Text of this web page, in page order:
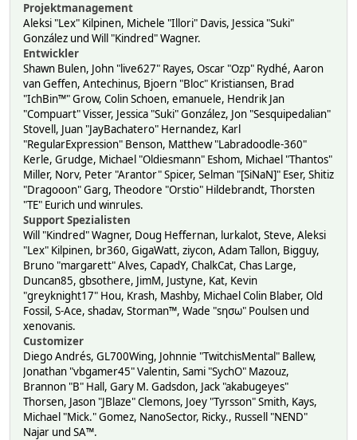
Projektmanagement
Aleksi "Lex" Kilpinen, Michele "Illori" Davis, Jessica "Suki"
González und Will "Kindred" Wagner.
Entwickler
Shawn Bulen, John "live627" Rayes, Oscar "Ozp" Rydhé, Aaron
van Geffen, Antechinus, Bjoern "Bloc" Kristiansen, Brad
"IchBin™" Grow, Colin Schoen, emanuele, Hendrik Jan
"Compuart" Visser, Jessica "Suki" González, Jon "Sesquipedalian"
Stovell, Juan "JayBachatero" Hernandez, Karl
"RegularExpression" Benson, Matthew "Labradoodle-360"
Kerle, Grudge, Michael "Oldiesmann" Eshom, Michael "Thantos"
Miller, Norv, Peter "Arantor" Spicer, Selman "[SiNaN]" Eser, Shitiz
"Dragooon" Garg, Theodore "Orstio" Hildebrandt, Thorsten
"TE" Eurich und winrules.
Support Spezialisten
Will "Kindred" Wagner, Doug Heffernan, lurkalot, Steve, Aleksi
"Lex" Kilpinen, br360, GigaWatt, ziycon, Adam Tallon, Bigguy,
Bruno "margarett" Alves, CapadY, ChalkCat, Chas Large,
Duncan85, gbsothere, JimM, Justyne, Kat, Kevin
"greyknight17" Hou, Krash, Mashby, Michael Colin Blaber, Old
Fossil, S-Ace, shadav, Storman™, Wade "sησω" Poulsen und
xenovanis.
Customizer
Diego Andrés, GL700Wing, Johnnie "TwitchisMental" Ballew,
Jonathan "vbgamer45" Valentin, Sami "SychO" Mazouz,
Brannon "B" Hall, Gary M. Gadsdon, Jack "akabugeyes"
Thorsen, Jason "JBlaze" Clemons, Joey "Tyrsson" Smith, Kays,
Michael "Mick." Gomez, NanoSector, Ricky., Russell "NEND"
Najar und SA™.